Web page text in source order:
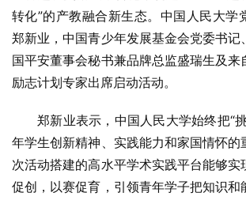
转化”的产教融合新生态。中国人民大学
郑新业，中国青少年发展基金会党委书记
国平安董事会秘书兼品牌总监盛瑞生及来
励志计划专家出席启动活动。
郑新业表示，中国人民大学始终把“
年学生创新精神、实践能力和家国情怀的
次活动搭建的高水平学术实践平台能够实
促创，以赛促育，引领青年学子把知识和